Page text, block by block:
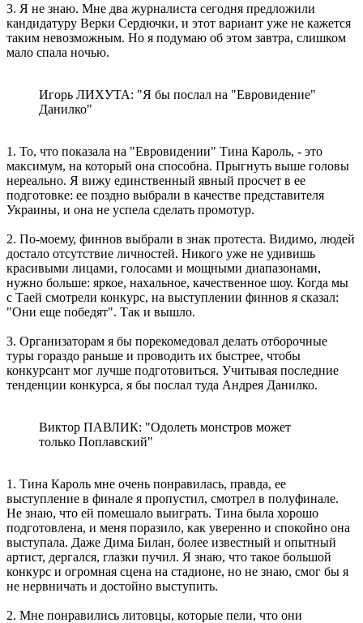
3. Я не знаю. Мне два журналиста сегодня предложили
кандидатуру Верки Сердючки, и этот вариант уже не кажется
таким невозможным. Но я подумаю об этом завтра, слишком
мало спала ночью.
Игорь ЛИХУТА: "Я бы послал на "Евровидение"
Данилко"
1. То, что показала на "Евровидении" Тина Кароль, - это
максимум, на который она способна. Прыгнуть выше головы
нереально. Я вижу единственный явный просчет в ее
подготовке: ее поздно выбрали в качестве представителя
Украины, и она не успела сделать промотур.
2. По-моему, финнов выбрали в знак протеста. Видимо, людей
достало отсутствие личностей. Никого уже не удивишь
красивыми лицами, голосами и мощными диапазонами,
нужно больше: яркое, нахальное, качественное шоу. Когда мы
с Таей смотрели конкурс, на выступлении финнов я сказал:
"Они еще победят". Так и вышло.
3. Организаторам я бы порекомедовал делать отборочные
туры гораздо раньше и проводить их быстрее, чтобы
конкурсант мог лучше подготовиться. Учитывая последние
тенденции конкурса, я бы послал туда Андрея Данилко.
Виктор ПАВЛИК: "Одолеть монстров может
только Поплавский"
1. Тина Кароль мне очень понравилась, правда, ее
выступление в финале я пропустил, смотрел в полуфинале.
Не знаю, что ей помешало выиграть. Тина была хорошо
подготовлена, и меня поразило, как уверенно и спокойно она
выступала. Даже Дима Билан, более известный и опытный
артист, дергался, глазки пучил. Я знаю, что такое большой
конкурс и огромная сцена на стадионе, но не знаю, смог бы я
не нервничать и достойно выступить.
2. Мне понравились литовцы, которые пели, что они